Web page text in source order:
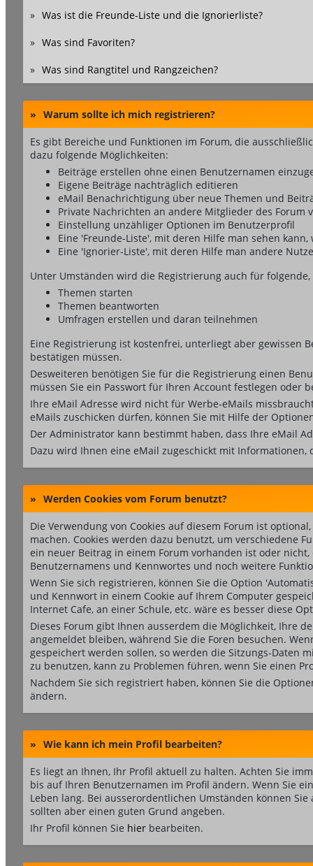
» Was ist die Freunde-Liste und die Ignorierliste?
» Was sind Favoriten?
» Was sind Rangtitel und Rangzeichen?
» Warum sollte ich mich registrieren?
Es gibt Bereiche und Funktionen im Forum, die
dazu folgende Möglichkeiten:
Beiträge erstellen ohne einen Benutzernamen
Eigene Beiträge nachträglich editieren
eMail Benachrichtigung über neue Themen und
Private Nachrichten an andere Mitglieder des Forum
Einstellung unzähliger Optionen im Benutzerprofil
Eine 'Freunde-Liste', mit deren Hilfe man sehen
Eine 'Ignorier-Liste', mit deren Hilfe man andere
Unter Umständen wird die Registrierung auch für
Themen starten
Themen beantworten
Umfragen erstellen und daran teilnehmen
Eine Registrierung ist kostenfrei, unterliegt aber gewissen
bestätigen müssen.
Desweiteren benötigen Sie für die Registrierung einen
müssen Sie ein Passwort für Ihren Account festlegen oder
Ihre eMail Adresse wird nicht für Werbe-eMails
eMails zuschicken dürfen, können Sie mit Hilfe der
Der Administrator kann bestimmt haben, dass Ihre eMail
Dazu wird Ihnen eine eMail zugeschickt mit
» Werden Cookies vom Forum benutzt?
Die Verwendung von Cookies auf diesem Forum ist
machen. Cookies werden dazu benutzt, um verschiedene
ein neuer Beitrag in einem Forum vorhanden ist oder
Benutzernamens und Kennwortes und noch weitere
Wenn Sie sich registrieren, können Sie die Option
und Kennwort in einem Cookie auf Ihrem Computer
Internet Cafe, an einer Schule, etc. wäre es besser diese
Dieses Forum gibt Ihnen ausserdem die Möglichkeit, Ihre
angemeldet bleiben, während Sie die Foren besuchen.
gespeichert werden sollen, so werden die Sitzungs-Daten
zu benutzen, kann zu Problemen führen, wenn Sie einen
Nachdem Sie sich registriert haben, können Sie die
ändern.
» Wie kann ich mein Profil bearbeiten?
Es liegt an Ihnen, Ihr Profil aktuell zu halten. Achten Sie
bis auf Ihren Benutzernamen im Profil ändern. Wenn Sie
Leben lang. Bei ausserordentlichen Umständen können
sollten aber einen guten Grund angeben.
Ihr Profil können Sie hier bearbeiten.